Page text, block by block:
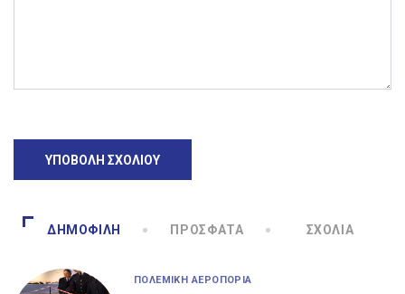
ΔΗΜΟΦΙΛΉ ΠΡΌΣΦΑΤΑ ΣΧΌΛΙΑ
ΠΟΛΕΜΙΚΉ ΑΕΡΟΠΟΡΊΑ